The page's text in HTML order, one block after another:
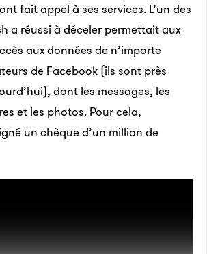
fait appel à ses services. L’un des
a réussi à déceler permettait aux
aux données de n’importe
de Facebook (ils sont près
dont les messages, les
et les photos. Pour cela,
un chèque d’un million de